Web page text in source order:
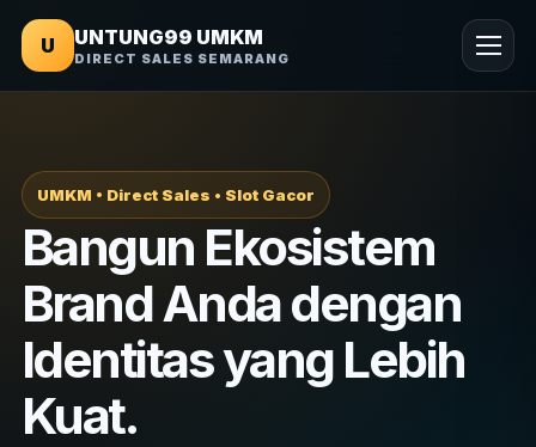
U UNTUNG99 UMKM
DIRECT SALES SEMARANG
UMKM • Direct Sales • Slot Gacor
Bangun Ekosistem
Brand Anda dengan
Identitas yang Lebih
Kuat.